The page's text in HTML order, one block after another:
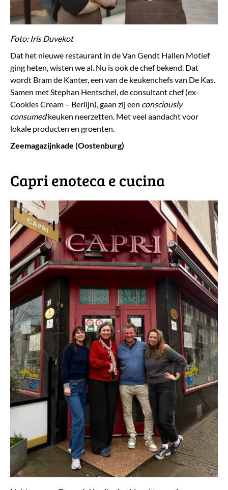
Foto: Iris Duvekot
Dat het nieuwe restaurant in de Van Gendt Hallen Motief
ging heten, wisten we al. Nu is ook de chef bekend. Dat
wordt Bram de Kanter, een van de keukenchefs van De Kas.
Samen met Stephan Hentschel, de consultant chef (ex-
Cookies Cream – Berlijn), gaan zij een consciously
consumedkeuken neerzetten. Met veel aandacht voor
lokale producten en groenten.
Zeemagazijnkade (Oostenburg)
Capri enoteca e cucina